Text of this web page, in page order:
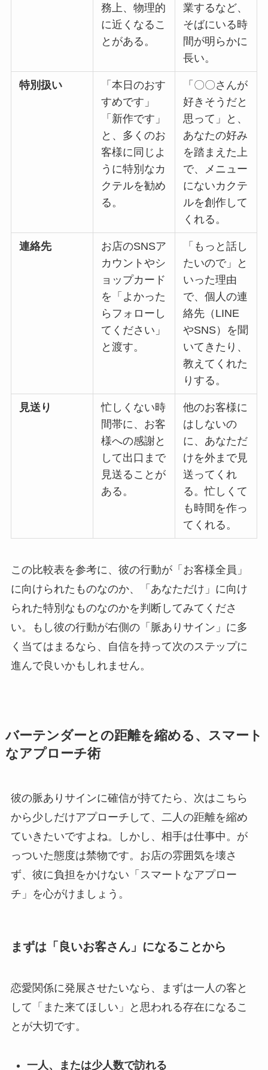
務上、物理的
に近くなるこ
とがある。
業するなど、
そばにいる時
間が明らかに
長い。
特別扱い
「本日のおす
すめです」
「新作です」
と、多くのお
客様に同じよ
うに特別なカ
クテルを勧め
る。
「〇〇さんが
好きそうだと
思って」と、
あなたの好み
を踏まえた上
で、メニュー
にないカクテ
ルを創作して
くれる。
連絡先
お店のSNSア
カウントやシ
ョップカード
を「よかった
らフォローし
てください」
と渡す。
「もっと話し
たいので」と
いった理由
で、個人の連
絡先（LINE
やSNS）を聞
いてきたり、
教えてくれた
りする。
見送り
忙しくない時
間帯に、お客
様への感謝と
して出口まで
見送ることが
ある。
他のお客様に
はしないの
に、あなただ
けを外まで見
送ってくれ
る。忙しくて
も時間を作っ
てくれる。
この比較表を参考に、彼の行動が「お客様全員」
に向けられたものなのか、「あなただけ」に向け
られた特別なものなのかを判断してみてくださ
い。もし彼の行動が右側の「脈ありサイン」に多
く当てはまるなら、自信を持って次のステップに
進んで良いかもしれません。
バーテンダーとの距離を縮める、スマート
なアプローチ術
彼の脈ありサインに確信が持てたら、次はこちら
から少しだけアプローチして、二人の距離を縮め
ていきたいですよね。しかし、相手は仕事中。が
っついた態度は禁物です。お店の雰囲気を壊さ
ず、彼に負担をかけない「スマートなアプロー
チ」を心がけましょう。
まずは「良いお客さん」になることから
恋愛関係に発展させたいなら、まずは一人の客と
して「また来てほしい」と思われる存在になるこ
とが大切です。
一人、または少人数で訪れる